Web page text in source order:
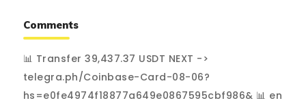
Comments
📊 Transfer 39,437.37 USDT NEXT ->
telegra.ph/Coinbase-Card-08-06?
hs=e0fe4974f18877a649e0867595cbf986& 📊 en